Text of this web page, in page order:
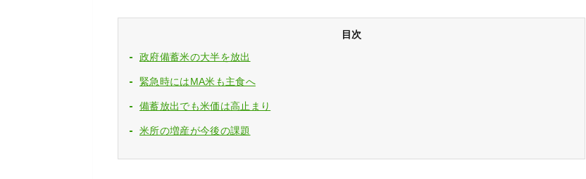
目次
政府備蓄米の大半を放出
緊急時にはMA米も主食へ
備蓄放出でも米価は高止まり
米所の増産が今後の課題